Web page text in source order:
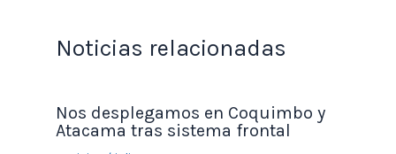
Noticias relacionadas
Nos desplegamos en Coquimbo y
Atacama tras sistema frontal